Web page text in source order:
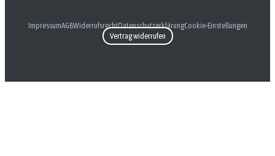
ImpressumAGBWiderrufsrechtDatenschutzerklärungCookie-Einstellungen
Vertrag widerrufen